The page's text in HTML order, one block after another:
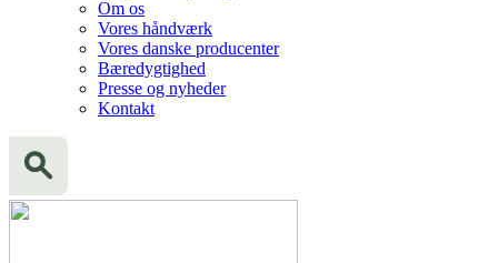
Om os
Vores håndværk
Vores danske producenter
Bæredygtighed
Presse og nyheder
Kontakt